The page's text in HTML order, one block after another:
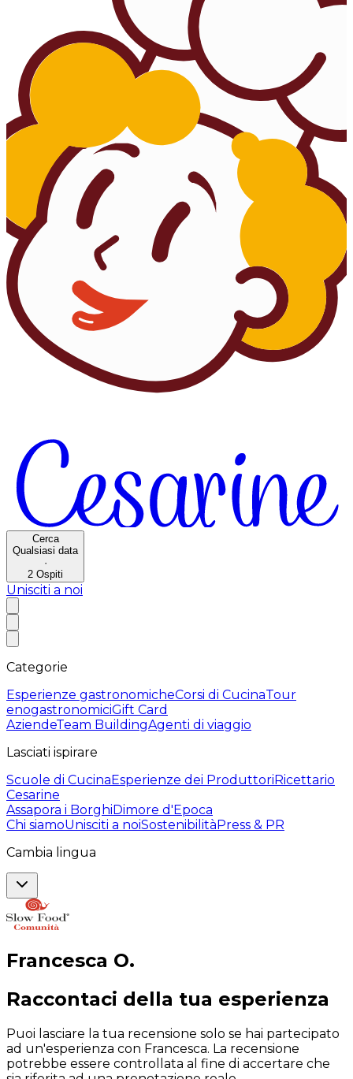
Cerca
Qualsiasi data
·
2 Ospiti
Unisciti a noi
Categorie
Esperienze gastronomicheCorsi di CucinaTour
enogastronomiciGift Card
AziendeTeam BuildingAgenti di viaggio
Lasciati ispirare
Scuole di CucinaEsperienze dei ProduttoriRicettario
Cesarine
Assapora i BorghiDimore d'Epoca
Chi siamoUnisciti a noiSostenibilitàPress & PR
Cambia lingua
Francesca O.
Raccontaci della tua esperienza
Puoi lasciare la tua recensione solo se hai partecipato
ad un'esperienza con Francesca. La recensione
potrebbe essere controllata al fine di accertare che